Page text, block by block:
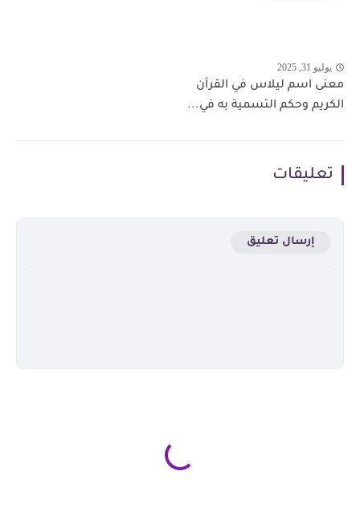
يوليو 31, 2025
معنى اسم ليلاس في القرآن
الكريم وحكم التسمية به في...
تعليقات
إرسال تعليق